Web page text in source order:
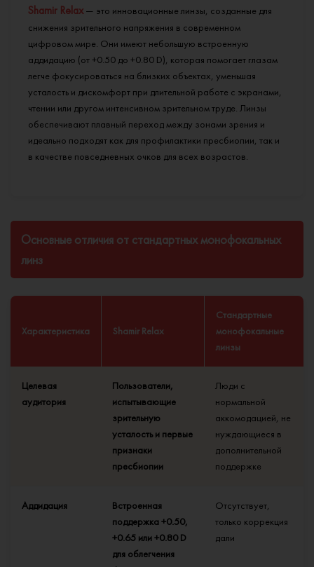
Shamir Relax— это инновационные линзы, созданные для
снижения зрительного напряжения в современном
цифровом мире. Они имеют небольшую встроенную
аддидацию (от +0.50 до +0.80 D), которая помогает глазам
легче фокусироваться на близких объектах, уменьшая
усталость и дискомфорт при длительной работе с экранами,
чтении или другом интенсивном зрительном труде. Линзы
обеспечивают плавный переход между зонами зрения и
идеально подходят как для профилактики пресбиопии, так и
в качестве повседневных очков для всех возрастов.
Основные отличия от стандартных монофокальных
линз
Характеристика Shamir Relax
Стандартные
монофокальные
линзы
Целевая
аудитория
Пользователи,
испытывающие
зрительную
усталость и первые
признаки
пресбиопии
Люди с
нормальной
аккомодацией, не
нуждающиеся в
дополнительной
поддержке
Аддидация
Встроенная
поддержка +0.50,
+0.65 или +0.80 D
для облегчения
Отсутствует,
только коррекция
дали